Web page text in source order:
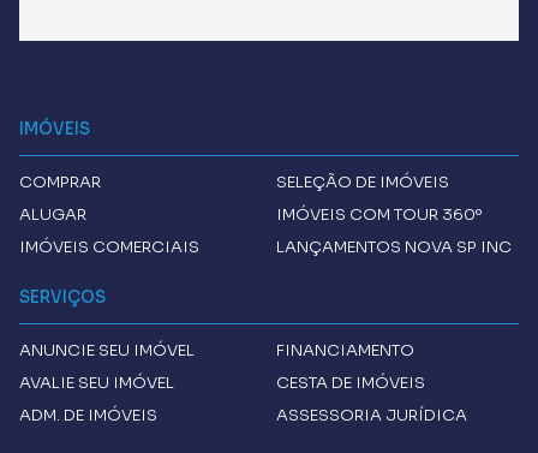
IMÓVEIS
COMPRAR
ALUGAR
IMÓVEIS COMERCIAIS
SELEÇÃO DE IMÓVEIS
IMÓVEIS COM TOUR 360º
LANÇAMENTOS NOVA SP INC
SERVIÇOS
ANUNCIE SEU IMÓVEL
AVALIE SEU IMÓVEL
ADM. DE IMÓVEIS
FINANCIAMENTO
CESTA DE IMÓVEIS
ASSESSORIA JURÍDICA